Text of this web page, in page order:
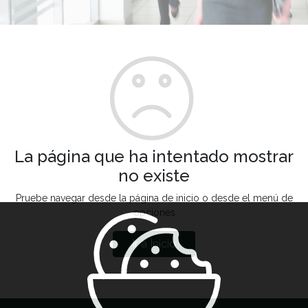
La página que ha intentado mostrar
no existe
Pruebe navegar desde la página de inicio o desde el menú de
opciones
Ir a Inicio